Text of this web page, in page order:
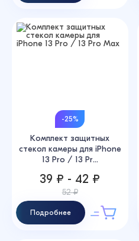
-25%
Комплект защитных
стекол камеры для iPhone
13 Pro / 13 Pr...
39 ₽ - 42 ₽
52 ₽
Подробнее